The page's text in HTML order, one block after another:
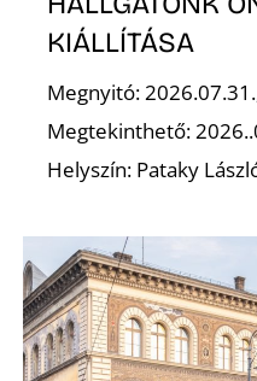
KIÁLLÍTÁSA
Megnyitó:
Megtekinthető:
Helyszín: Pataky